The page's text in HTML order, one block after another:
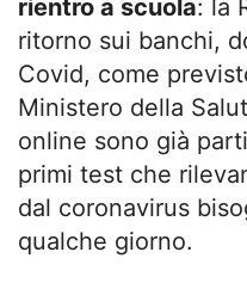
rientro a scuola: la
ritorno sui banchi,
Covid, come
Ministero della
online sono già
primi test che
dal coronavirus
qualche giorno.